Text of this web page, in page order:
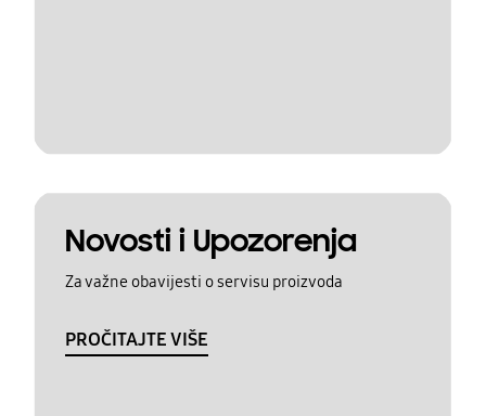
Novosti i Upozorenja
Za važne obavijesti o servisu proizvoda
PROČITAJTE VIŠE